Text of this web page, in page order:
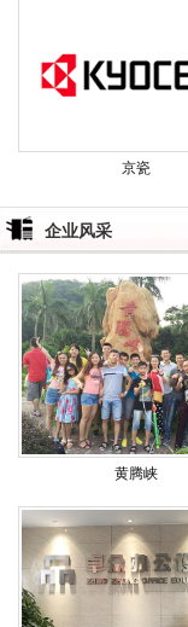
京瓷
企业风采
黄腾峡